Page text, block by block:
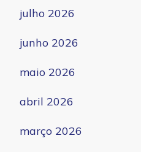
julho 2026
junho 2026
maio 2026
abril 2026
março 2026